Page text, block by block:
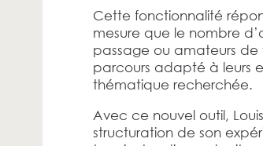
Cette fonctionnalité
mesure que le nombre
passage ou amateurs de
parcours adapté à leurs
thématique recherchée.
Avec ce nouvel outil,
structuration de son